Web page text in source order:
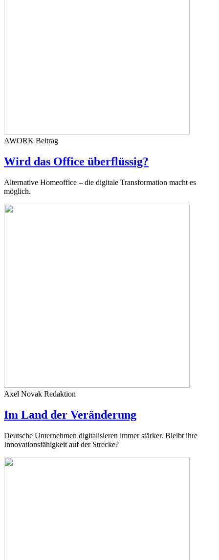
AWORK Beitrag
Wird das Office überflüssig?
Alternative Homeoffice – die digitale Transformation macht es
möglich.
Axel Novak Redaktion
Im Land der Veränderung
Deutsche Unternehmen digitalisieren immer stärker. Bleibt ihre
Innovationsfähigkeit auf der Strecke?